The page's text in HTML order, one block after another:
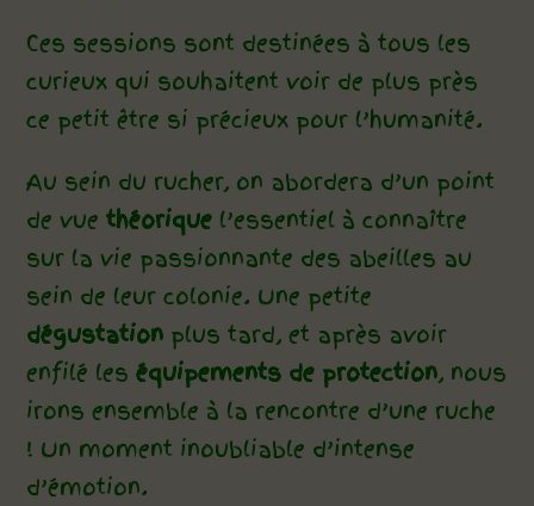
Ces sessions sont destinées à tous les
curieux qui souhaitent voir de plus près
ce petit être si précieux pour l’humanité.
Au sein du rucher, on abordera d’un point
de vuethéorique l’essentiel à connaître
sur la vie passionnante des abeilles au
sein de leur colonie. Une petite
dégustation plus tard, et après avoir
enfilé leséquipements de protection, nous
irons ensemble à la rencontre d’une ruche
! Un moment inoubliable d’intense
d’émotion.